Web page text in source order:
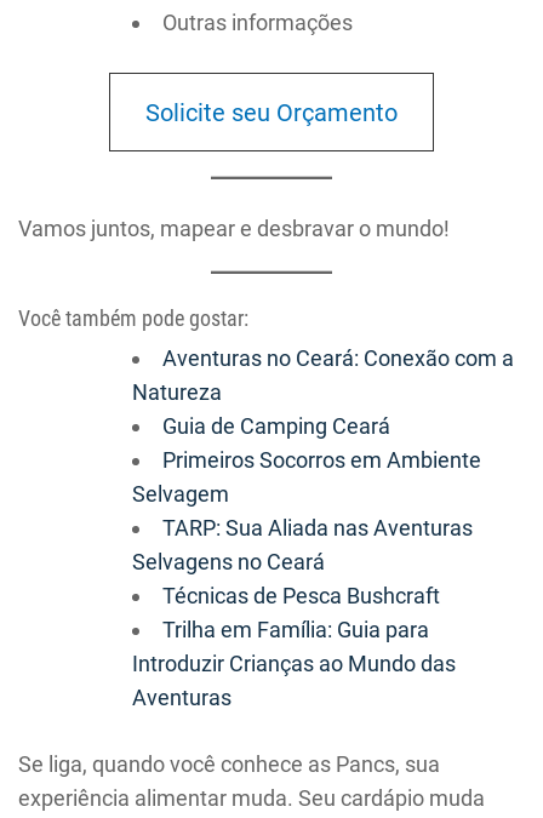
Outras informações
Solicite seu Orçamento
Vamos juntos, mapear e desbravar o mundo!
Você também pode gostar:
Aventuras no Ceará: Conexão com a
Natureza
Guia de Camping Ceará
Primeiros Socorros em Ambiente
Selvagem
TARP: Sua Aliada nas Aventuras
Selvagens no Ceará
Técnicas de Pesca Bushcraft
Trilha em Família: Guia para
Introduzir Crianças ao Mundo das
Aventuras
Se liga, quando você conhece as Pancs, sua
experiência alimentar muda. Seu cardápio muda